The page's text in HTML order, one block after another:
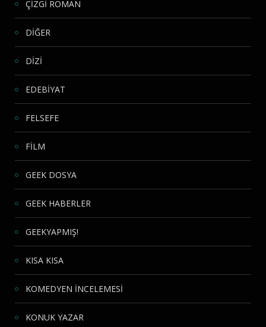
ÇİZGİ ROMAN
DİĞER
DİZİ
EDEBİYAT
FELSEFE
FİLM
GEEK DOSYA
GEEK HABERLER
GEEKYAPMIŞ!
KISA KISA
KOMEDYEN İNCELEMESİ
KONUK YAZAR